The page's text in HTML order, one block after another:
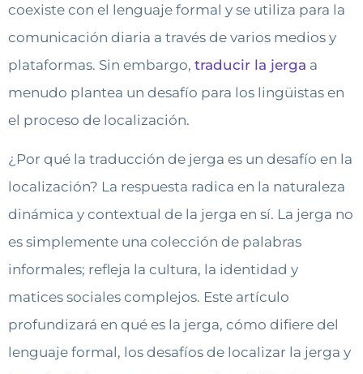
coexiste con el lenguaje formal y se utiliza para la
comunicación diaria a través de varios medios y
plataformas. Sin embargo, traducir la jerga a
menudo plantea un desafío para los lingüistas en
el proceso de localización.
¿Por qué la traducción de jerga es un desafío en la
localización? La respuesta radica en la naturaleza
dinámica y contextual de la jerga en sí. La jerga no
es simplemente una colección de palabras
informales; refleja la cultura, la identidad y
matices sociales complejos. Este artículo
profundizará en qué es la jerga, cómo difiere del
lenguaje formal, los desafíos de localizar la jerga y